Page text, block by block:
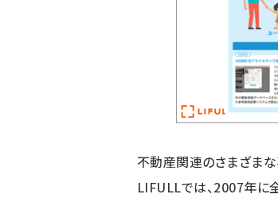
不動産関連のさまざま
LIFULLでは、2007年に